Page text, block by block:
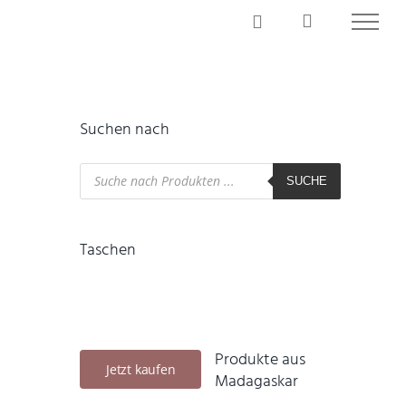
Suchen nach
Products
search SUCHE
Taschen
Jetzt kaufen
Produkte aus
Madagaskar